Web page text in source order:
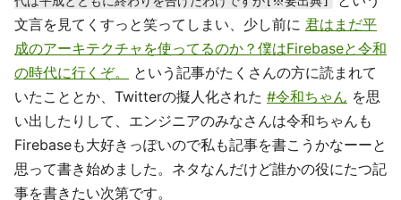
文言を見てくすっと笑ってしまい、少し前に 君はまだ平
成のアーキテクチャを使ってるのか？僕はFirebaseと令和
の時代に行くぞ。
という記事がたくさんの方に読まれて
いたこととか、Twitterの擬人化された #令和ちゃん を思
い出したりして、エンジニアのみなさんは令和ちゃんも
Firebaseも大好きっぽいので私も記事を書こうかなーーと
思って書き始めました。ネタなんだけど誰かの役にたつ記
事を書きたい次第です。